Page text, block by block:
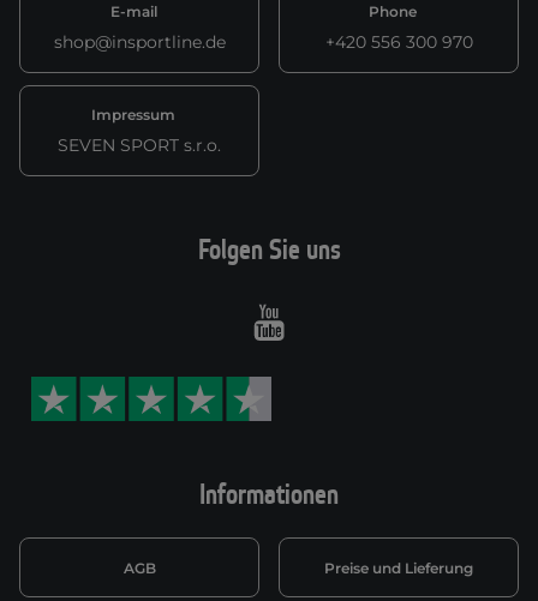
E-mail
shop@insportline.de
Phone
+420 556 300 970
Impressum
SEVEN SPORT s.r.o.
Informationen
AGB Preise und Lieferung
Folgen Sie uns
Youtube